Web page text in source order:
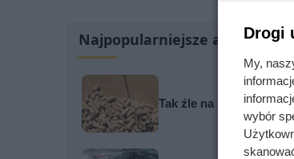
Najpopularniejsze artykuły
Tak źle na rynku
Drogi
My,
wybór